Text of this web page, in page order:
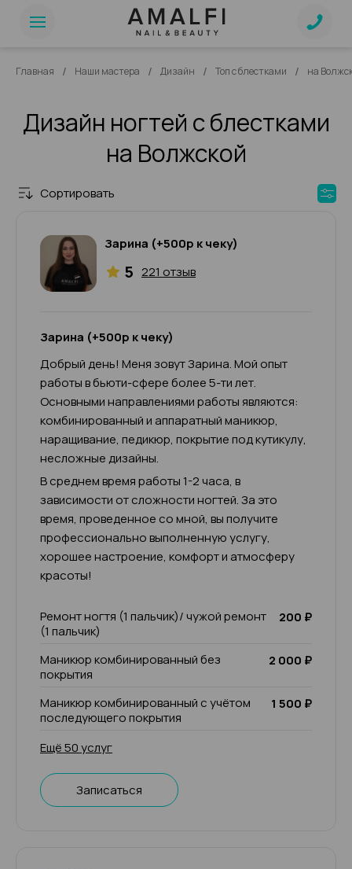
Главная / Наши мастера / Дизайн / Топ с блестками / на
Дизайн ногтей с блестками
на Волжской
Сортировать
Зарина (+500р к чеку)
5 221 отзыв
Зарина (+500р к чеку)
Добрый день! Меня зовут Зарина. Мой опыт
работы в бьюти-сфере более 5-ти лет.
Основными направлениями работы являются:
комбинированный и аппаратный маникюр,
наращивание, педикюр, покрытие под кутикулу,
несложные дизайны.
В среднем время работы 1-2 часа, в
зависимости от сложности ногтей. За это
время, проведенное со мной, вы получите
профессионально выполненную услугу,
хорошее настроение, комфорт и атмосферу
красоты!
Ремонт ногтя (1 пальчик)/ чужой ремонт
(1 пальчик)
200 ₽
Маникюр комбинированный без
покрытия
2 000 ₽
Маникюр комбинированный с учётом
последующего покрытия
1 500 ₽
Ещё 50 услуг
Записаться